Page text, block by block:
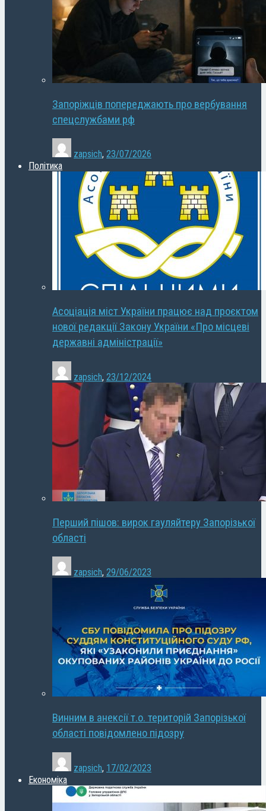
Запоріжців попереджають про вербування
спецслужбами рф
zapsich, 23/07/2026
Політика
Асоціація міст України працює над проєктом
нової редакції Закону України «Про місцеві
державні адміністрації»
zapsich, 23/12/2024
Перший пішов: вирок гауляйтеру Запорізької
області
zapsich, 29/06/2023
Винним в анексії т.о. територій Запорізької
області повідомлено підозру
zapsich, 17/02/2023
Економіка